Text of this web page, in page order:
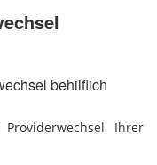
behilflich
Ihrer